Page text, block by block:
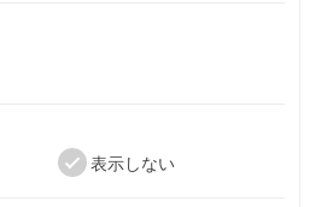
表示しない